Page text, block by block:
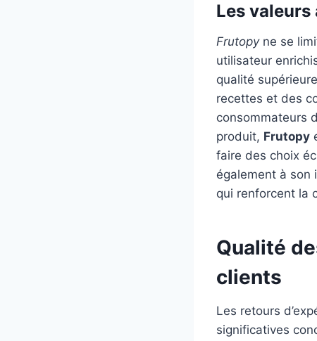
Les
Frutopyne se
utilisateur
qualité
recettes et des
consommateurs
produit, Frutopy
faire des choix
également à son
qui renforcent la
Qualité
clients
Les retours
significatives